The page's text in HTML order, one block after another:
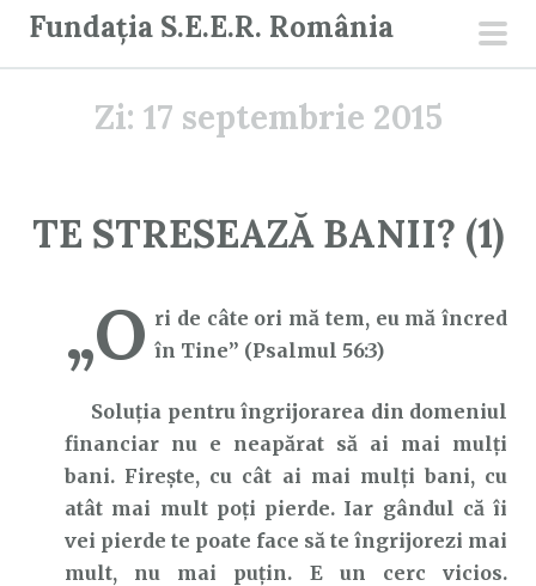
Fundația S.E.E.R. România
Zi: 17 septembrie 2015
TE STRESEAZĂ BANII? (1)
„O ri de câte ori mă tem, eu mă încred
în Tine” (Psalmul 56:3)
Soluția pentru îngrijorarea din domeniul
financiar nu e neapărat să ai mai mulți
bani. Firește, cu cât ai mai mulți bani, cu
atât mai mult poți pierde. Iar gândul că îi
vei pierde te poate face să te îngrijorezi mai
mult, nu mai puțin. E un cerc vicios.